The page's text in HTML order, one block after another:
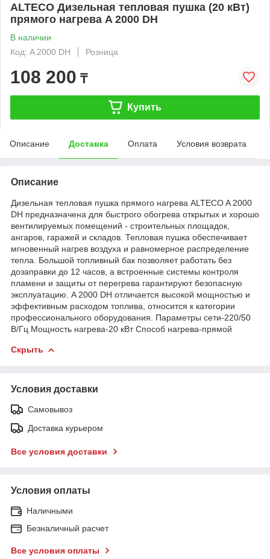
ALTECO Дизельная тепловая пушка (20 кВт)
прямого нагрева A 2000 DH
В наличии
Код: A 2000 DH
Розница
108 200 ₸
Купить
Описание Доставка Оплата Условия возврата
Описание
Дизельная тепловая пушка прямого нагрева ALTECO A 2000
DH предназначена для быстрого обогрева открытых и хорошо
вентилируемых помещений - строительных площадок,
ангаров, гаражей и складов. Тепловая пушка обеспечивает
мгновенный нагрев воздуха и равномерное распределение
тепла. Большой топливный бак позволяет работать без
дозаправки до 12 часов, а встроенные системы контроля
пламени и защиты от перегрева гарантируют безопасную
эксплуатацию. A 2000 DH отличается высокой мощностью и
эффективным расходом топлива, относится к категории
профессионального оборудования. Параметры сети-220/50
В/Гц Мощность нагрева-20 кВт Способ нагрева-прямой
Скрыть
Условия доставки
Самовывоз
Доставка курьером
Все условия доставки
Условия оплаты
Наличными
Безналичный расчет
Все условия оплаты